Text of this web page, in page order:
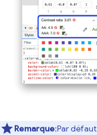
Remarque:Par